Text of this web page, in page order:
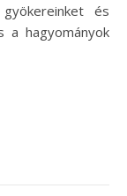
és
hagyományok